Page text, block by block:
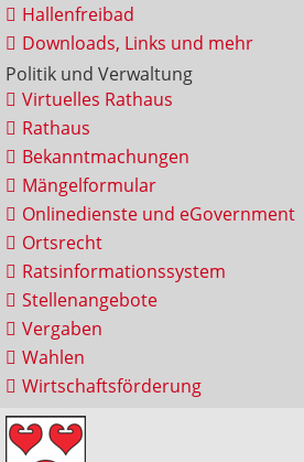
Hallenfreibad
Downloads, Links und mehr
Politik und Verwaltung
Virtuelles Rathaus
Rathaus
Bekanntmachungen
Mängelformular
Onlinedienste und eGovernment
Ortsrecht
Ratsinformationssystem
Stellenangebote
Vergaben
Wahlen
Wirtschaftsförderung